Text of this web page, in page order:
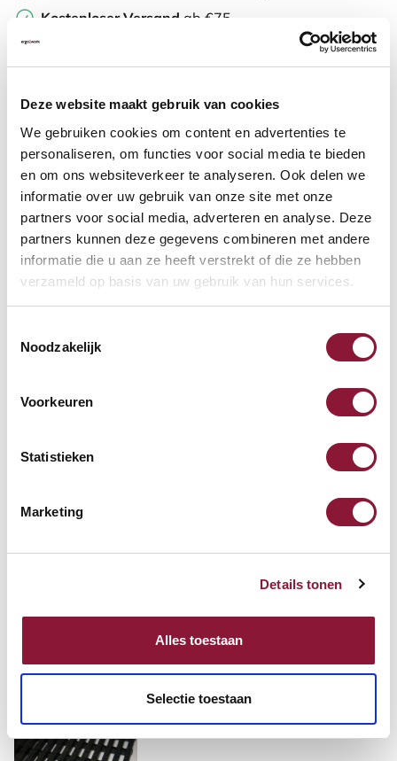
Deze website maakt gebruik van cookies
We gebruiken cookies om content en advertenties te
personaliseren, om functies voor social media te bieden
en om ons websiteverkeer te analyseren. Ook delen we
informatie over uw gebruik van onze site met onze
partners voor social media, adverteren en analyse. Deze
partners kunnen deze gegevens combineren met andere
informatie die u aan ze heeft verstrekt of die ze hebben
verzameld op basis van uw gebruik van hun services.
Noodzakelijk
Voorkeuren
Statistieken
Marketing
Details tonen
Alles toestaan
Selectie toestaan
Kostenloser Versand ab €75,-
Weitere Informationen
Häufig zusammen gekauft mit
Addit Bento® Laptoptisch
verstellbar 453 Schwarz
Lounge2Work verstellbarer
Andere Produkte, die für Sie
möglicherweise interessant sind!
Vynagrip 91 cm x 10 Meter